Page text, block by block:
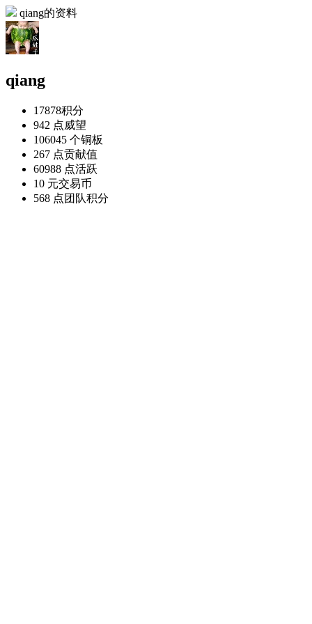
qiang的资料
qiang
17878积分
942 点威望
106045 个铜板
267 点贡献值
60988 点活跃
10 元交易币
568 点团队积分